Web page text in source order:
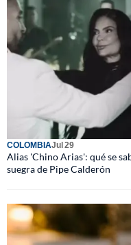
COLOMBIAJul 29
Alias 'Chino Arias': qué se
suegra de Pipe Calderón